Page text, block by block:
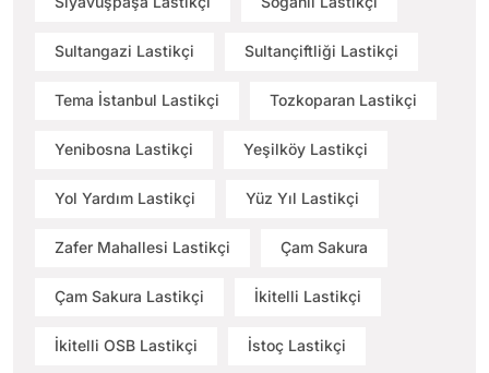
Sultangazi Lastikçi Sultançiftliği Lastikçi
Tema İstanbul Lastikçi Tozkoparan Lastikçi
Yenibosna Lastikçi Yeşilköy Lastikçi
Yol Yardım Lastikçi Yüz Yıl Lastikçi
Zafer Mahallesi Lastikçi Çam Sakura
Çam Sakura Lastikçi İkitelli Lastikçi
İkitelli OSB Lastikçi İstoç Lastikçi